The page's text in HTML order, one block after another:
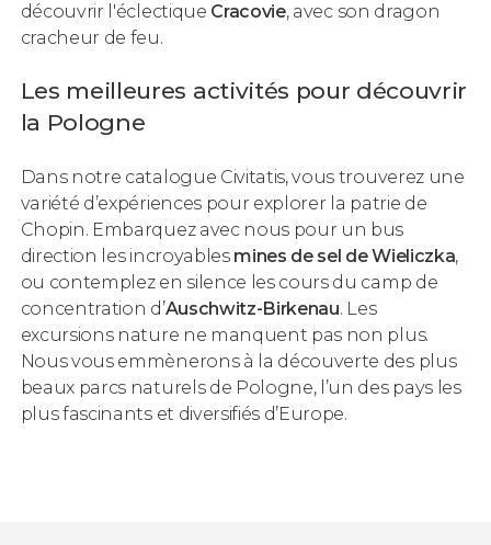
découvrir l'éclectique Cracovie, avec son dragon
cracheur de feu.
Les meilleures activités pour découvrir
la Pologne
Dans notre catalogue Civitatis, vous trouverez une
variété d’expériences pour explorer la patrie de
Chopin. Embarquez avec nous pour un bus
direction les incroyables mines de sel de Wieliczka,
ou contemplez en silence les cours du camp de
concentration d’Auschwitz-Birkenau. Les
excursions nature ne manquent pas non plus.
Nous vous emmènerons à la découverte des plus
beaux parcs naturels de Pologne, l’un des pays les
plus fascinants et diversifiés d’Europe.